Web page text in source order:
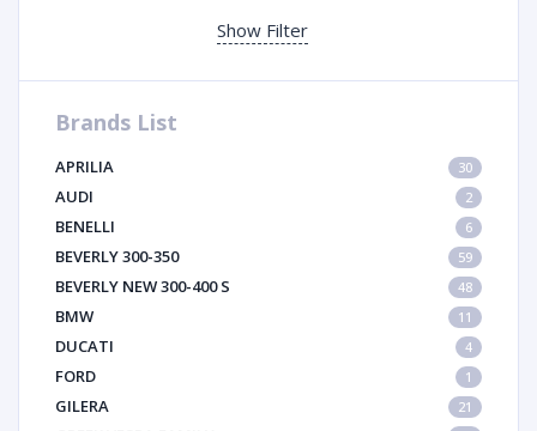
Show Filter
Brands List
APRILIA 30
AUDI 2
BENELLI 6
BEVERLY 300-350 59
BEVERLY NEW 300-400 S 48
BMW 11
DUCATI 4
FORD 1
GILERA 21